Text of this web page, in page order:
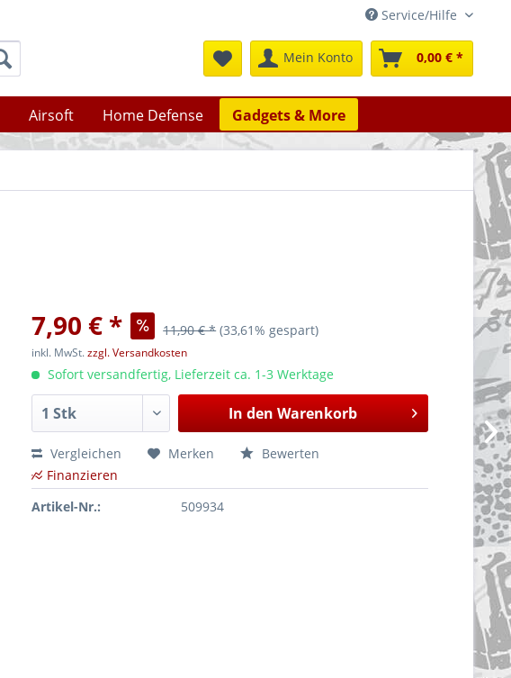
Service/Hilfe
Mein Konto 0,00 € *
Airsoft Home Defense Gadgets & More
7,90 € * 11,90 € * (33,61% gespart)
inkl. MwSt.zzgl. Versandkosten
Sofort versandfertig, Lieferzeit ca. 1-3 Werktage
In den Warenkorb
Vergleichen Merken
Bewerten
Finanzieren
Artikel-Nr.:
509934